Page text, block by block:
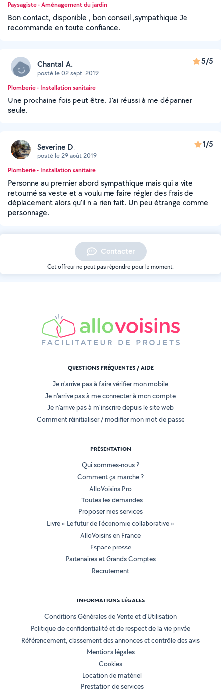
Paysagiste - Aménagement du jardin
Bon contact, disponible , bon conseil ,sympathique Je
recommande en toute confiance.
Chantal A.
posté le 02 sept. 2019
5/5
Plomberie - Installation sanitaire
Une prochaine fois peut être. J'ai réussi à me dépanner
seule.
Severine D.
posté le 29 août 2019
1/5
Plomberie - Installation sanitaire
Personne au premier abord sympathique mais qui a vite
retourné sa veste et a voulu me faire régler des frais de
déplacement alors qu’il n a rien fait. Un peu étrange comme
personnage.
Contacter
Cet offreur ne peut pas répondre pour le moment.
QUESTIONS FRÉQUENTES / AIDE
Je n'arrive pas à faire vérifier mon mobile
Je n'arrive pas à me connecter à mon compte
Je n'arrive pas à m'inscrire depuis le site web
Comment réinitialiser / modifier mon mot de passe
PRÉSENTATION
Qui sommes-nous ?
Comment ça marche ?
AlloVoisins Pro
Toutes les demandes
Proposer mes services
Livre « Le futur de l'économie collaborative »
AlloVoisins en France
Espace presse
Partenaires et Grands Comptes
Recrutement
INFORMATIONS LÉGALES
Conditions Générales de Vente et d'Utilisation
Politique de confidentialité et de respect de la vie privée
Référencement, classement des annonces et contrôle des avis
Mentions légales
Cookies
Location de matériel
Prestation de services